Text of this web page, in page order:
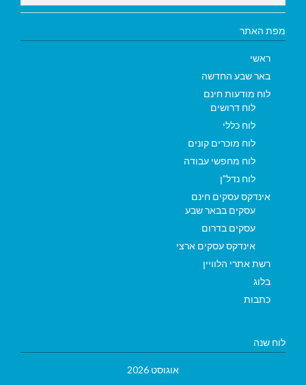
מפת האתר
ראשי
באר שבע החדשה
לוח מודעות חינם
לוח דרושים
לוח כללי
לוח מוכרים קונים
לוח מחפשי עבודה
לוח נדל"ן
אינדקס עסקים חינם
עסקים בבאר שבע
עסקים בדרום
אינדקס עסקים ארצי
רשת אתרי הלוויין
בלוג
כתבות
לוח שנה
אוגוסט 2026